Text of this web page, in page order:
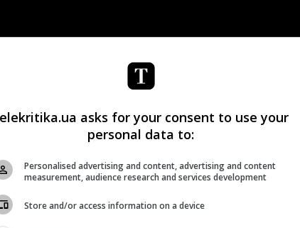
asks for your consent to use your
personal data to:
Personalised advertising and content, advertising and content
measurement, audience research and services development
Store and/or access information on a device